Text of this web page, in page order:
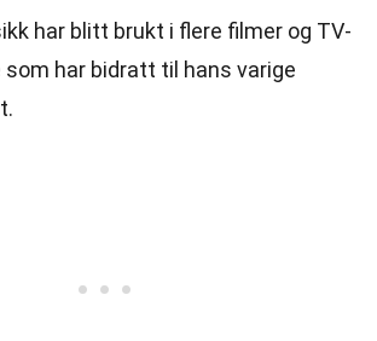
har blitt brukt i flere filmer og TV-
som har bidratt til hans varige